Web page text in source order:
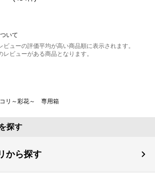
いて
ューの評価平均が高い商品順に表示されます。
ビューがある商品となります。
リ～彩花～ 専用箱
探す
から探す